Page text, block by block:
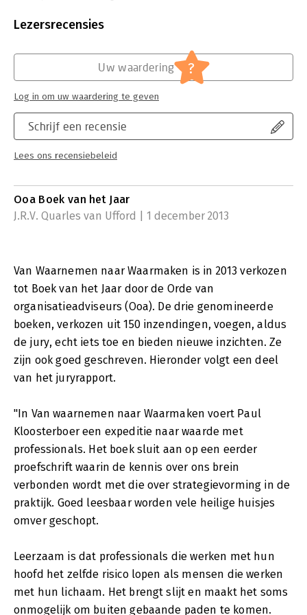
inzichten. Het zal verplichte kost worden voor iedereen die
organisaties. Zet aan tot denken, is pittig en inspireert
- Prof. dr. André Wierdsma, hoogleraar 'Organiseren en Co-
creëren' aan Nyenrode
Business Universiteit.
Uitgever:
Hoofdrubriek: Verandermanagement
Lezersrecensies
Schrijf een recensie
Lees ons recensiebeleid
Uw waardering ?
Log in om uw waardering te geven
Ooa Boek van het Jaar
J.R.V. Quarles van Ufford | 1 december 2013
Van Waarnemen naar Waarmaken is in 2013 verkozen
tot Boek van het Jaar door de Orde van
organisatieadviseurs (Ooa). De drie genomineerde
boeken, verkozen uit 150 inzendingen, voegen, aldus
de jury, echt iets toe en bieden nieuwe inzichten. Ze
zijn ook goed geschreven. Hieronder volgt een deel
van het juryrapport.
"In Van waarnemen naar Waarmaken voert Paul
Kloosterboer een expeditie naar waarde met
professionals. Het boek sluit aan op een eerder
proefschrift waarin de kennis over ons brein
verbonden wordt met die over strategievorming in de
praktijk. Goed leesbaar worden vele heilige huisjes
omver geschopt.
Leerzaam is dat professionals die werken met hun
hoofd het zelfde risico lopen als mensen die werken
met hun lichaam. Het brengt slijt en maakt het soms
onmogelijk om buiten gebaande paden te komen.